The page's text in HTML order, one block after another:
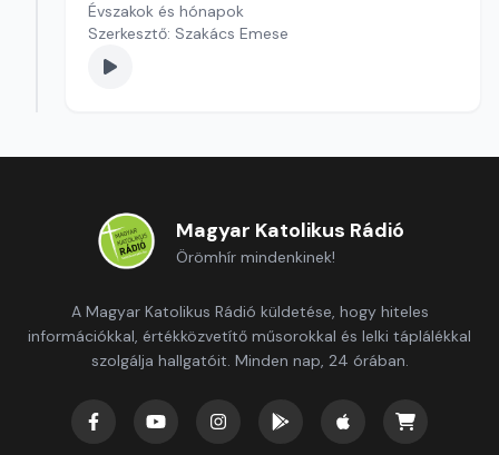
Évszakok és hónapok
Szerkesztő: Szakács Emese
Magyar Katolikus Rádió
Örömhír mindenkinek!
A Magyar Katolikus Rádió küldetése, hogy hiteles
információkkal, értékközvetítő műsorokkal és lelki táplálékkal
szolgálja hallgatóit. Minden nap, 24 órában.